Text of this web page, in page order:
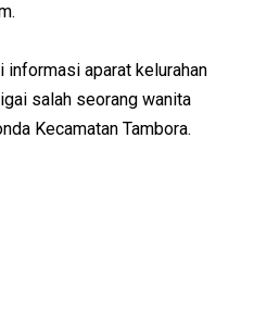
informasi aparat kelurahan
salah seorang wanita
Kecamatan Tambora.